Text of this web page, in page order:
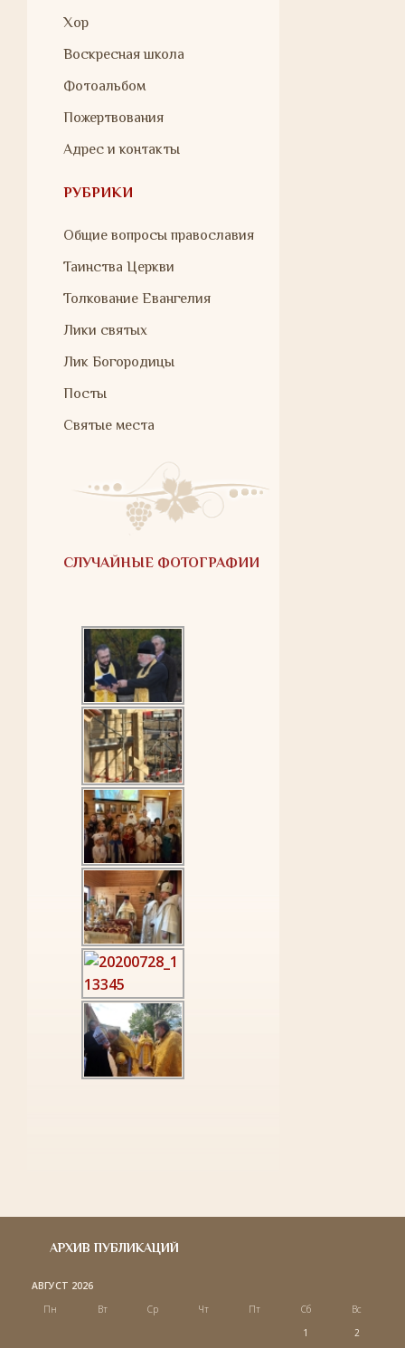
Хор
Воскресная школа
Фотоальбом
Пожертвования
Адрес и контакты
РУБРИКИ
Общие вопросы православия
Таинства Церкви
Толкование Евангелия
Лики святых
Лик Богородицы
Посты
Святые места
СЛУЧАЙНЫЕ ФОТОГРАФИИ
АРХИВ ПУБЛИКАЦИЙ
АВГУСТ 2026
Пн
Вт Ср Чт Пт Сб
Вс
1
2